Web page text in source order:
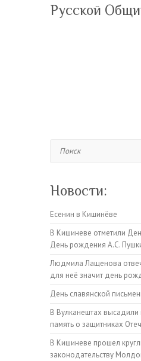
Русской
Новости:
Есенин в Кишинёве
В Кишиневе отметили
День рождения А.С.
Людмила Лащенова
для неё значит день
День славянской
В Вулканештах
память о защитниках
В Кишиневе прошел
законодательству